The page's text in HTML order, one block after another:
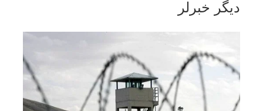
دیگر خبرلر